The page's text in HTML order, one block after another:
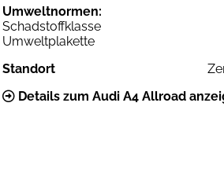
Umweltnormen:
Schadstoffklasse
Umweltplakette
Standort
Details zum Audi A4 Allroad